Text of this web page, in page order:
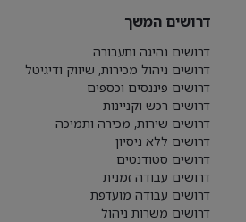
דרושים המשך
דרושים נהיגה ותעבורה
דרושים ניהול מכירות, שיווק ודיגיטל
דרושים פיננסים וכספים
דרושים רכש וקניינות
דרושים שירות, מכירה ותמיכה
דרושים ללא ניסיון
דרושים סטודנטים
דרושים עבודה זמנית
דרושים עבודה מועדפת
דרושים משרות ניהול